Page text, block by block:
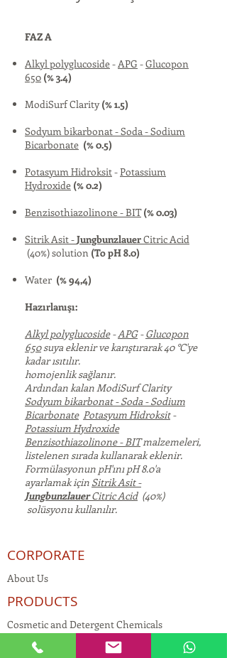
FAZ A
Alkyl polyglucoside-APG -Glucopon
650 (% 3.4)
ModiSurf Clarity(% 1.5)
Sodyum bikarbonat - Soda - Sodium
Bicarbonate (% 0.5)
Potasyum Hidroksit-Potassium
Hydroxide (% 0.2)
Benzisothiazolinone - BIT (% 0.03)
Sitrik Asit -JungbunzlauerCitric Acid
(40%) solution (To pH 8.0)
Water (% 94,4)
Hazırlanışı:
Alkyl polyglucoside-APG-Glucopon
650suya eklenir ve karıştırarak 40 °C'ye
kadar ısıtılır.
homojenlik sağlanır.
Ardından kalan ModiSurf Clarity
Sodyum bikarbonat - Soda - Sodium
Bicarbonate Potasyum Hidroksit-
Potassium Hydroxide
Benzisothiazolinone - BITmalzemeleri,
listelenen sırada kullanarak eklenir.
Formülasyonun pH'ını pH 8.0'a
ayarlamak için Sitrik Asit -
JungbunzlauerCitric Acid(40%)
solüsyonu kullanılır.
CORPORATE
About Us
PRODUCTS
Cosmetic and Detergent Chemicals
Human Resources